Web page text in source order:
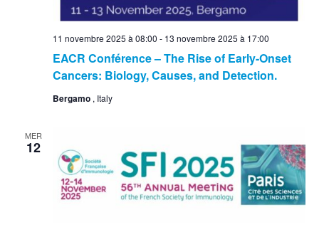
EACR Conférence – The Rise of Early-Onset
Cancers: Biology, Causes, and Detection.
11 novembre 2025 à 08:00 - 13 novembre 2025 à 17:00
Bergamo , Italy
MER
12